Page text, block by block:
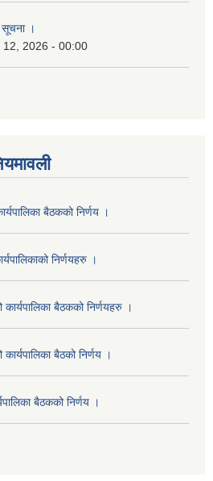
।
12, 2026 - 00:00
बैठकको निर्णय ।
निर्णयहरु ।
बैठकको निर्णयहरु ।
बैठको निर्णय ।
बैठकको निर्णय ।